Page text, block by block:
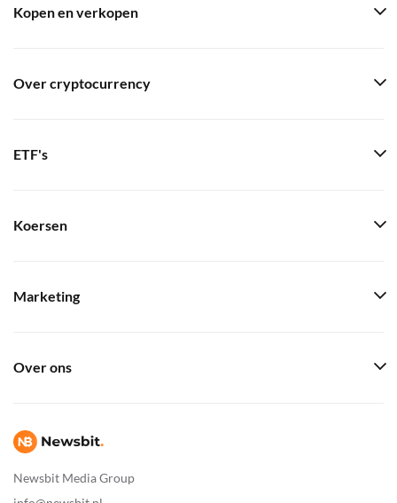
Newsbit Media Group
Kopen en verkopen
Over cryptocurrency
ETF's
Koersen
Marketing
Over ons